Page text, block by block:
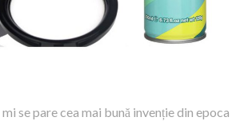
mi se pare cea mai bună invenție din epoca